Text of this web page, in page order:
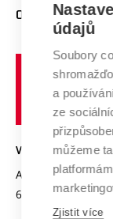
E-přihláška
Doktorské
Podpora podnikání
Mezinárodní
Systém
Výzkumné
Transfer znalostí
Open Science
Projekty
Projekty ze
Specifický výzkum
Zahraniční
Spolupráce se
Mezinárodní
Univerzitní sítě
O UNIVERZITĚ
Profil univerzity
Udržitelná
Podnikavá
Bezpečná
Vyznamenání
Organizační
VYSOKÉ UČENÍ
Antonínská 548/1
602 00 Brno
údajů
Soubory
a
ze
můžeme
Zjistit více